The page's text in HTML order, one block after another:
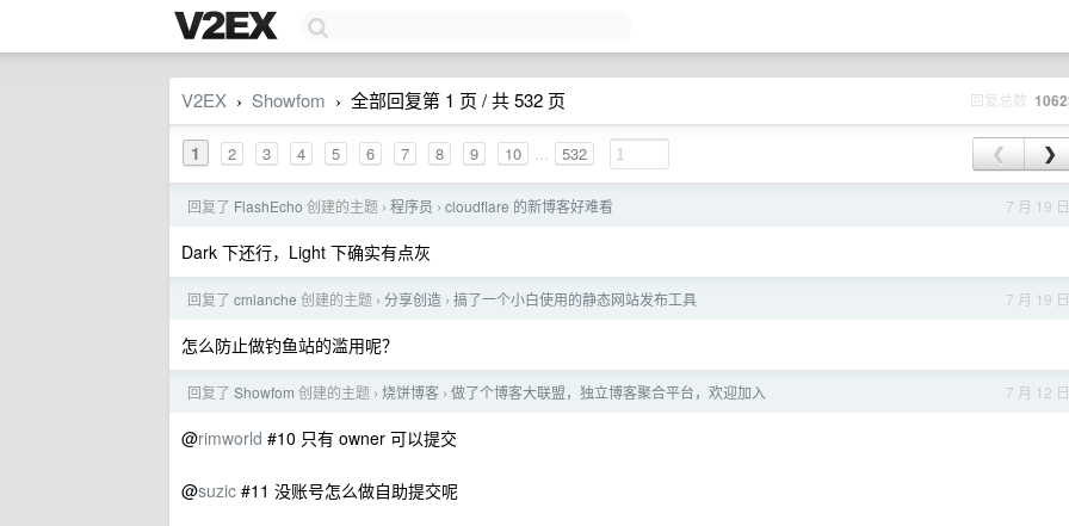
V2EX › Showfom › 全部回复第 1 页 / 共 532 页 回复总数
1 2 3 4 5 6 7 8 9 10 ... 532 ❮ ❯
7 月 19 日
回复了 FlashEcho 创建的主题 › 程序员 › cloudflare 的新博客好难看
Dark 下还行，Light 下确实有点灰
7 月 19 日
回复了 cmlanche 创建的主题 › 分享创造 › 搞了一个小白使用的静态网站发布工具
怎么防止做钓鱼站的滥用呢？
7 月 12 日
回复了 Showfom 创建的主题 › 烧饼博客 › 做了个博客大联盟，独立博客聚合平台，欢迎加入
@rimworld #10 只有 owner 可以提交
@suzic #11 没账号怎么做自助提交呢